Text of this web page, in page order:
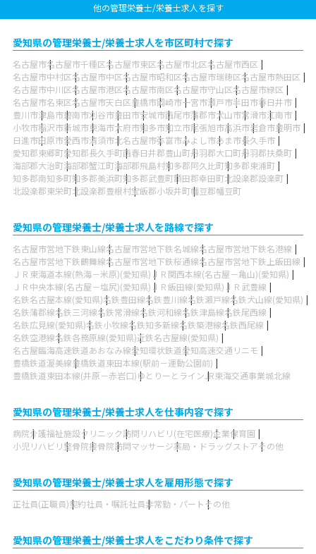
他の管理栄養士/栄養士求人を探す
愛知県の管理栄養士/栄養士求人を市区町村で探す
名古屋市名古屋市千種区名古屋市東区名古屋市北区名古屋市西区
名古屋市中村区名古屋市中区名古屋市昭和区名古屋市瑞穂区名古屋市熱田区
名古屋市中川区名古屋市港区名古屋市南区名古屋市守山区名古屋市緑区
名古屋市名東区名古屋市天白区豊橋市岡崎市一宮市瀬戸市半田市春日井市
豊川市津島市碧南市刈谷市豊田市安城市西尾市蒲郡市犬山市常滑市江南市
小牧市稲沢市新城市東海市大府市知多市知立市尾張旭市高浜市岩倉市豊明市
日進市田原市愛西市清須市北名古屋市弥富市みよし市あま市長久手市
愛知郡東郷町愛知郡長久手町西春日井郡豊山町丹羽郡大口町丹羽郡扶桑町
海部郡大治町海部郡蟹江町海部郡飛島村知多郡阿久比町知多郡東浦町
知多郡南知多町知多郡美浜町知多郡武豊町額田郡幸田町北設楽郡設楽町
北設楽郡東栄町北設楽郡豊根村宝飯郡小坂井町幡豆郡幡豆町
愛知県の管理栄養士/栄養士求人を路線で探す
名古屋市営地下鉄東山線名古屋市営地下鉄名城線名古屋市営地下鉄名港線
名古屋市営地下鉄鶴舞線名古屋市営地下鉄桜通線名古屋市営地下鉄上飯田線
ＪＲ東海道本線(熱海－米原)(愛知県) ＪＲ関西本線(名古屋－亀山)(愛知県)
ＪＲ中央本線(名古屋－塩尻)(愛知県) ＪＲ飯田線(愛知県) ＪＲ武豊線
名鉄名古屋本線(愛知県)名鉄豊田線名鉄豊川線名鉄瀬戸線名鉄犬山線(愛知県)
名鉄蒲郡線名鉄三河線名鉄常滑線名鉄河和線名鉄津島線名鉄尾西線
名鉄広見線(愛知県)名鉄小牧線名鉄知多新線名鉄築港線名鉄西尾線
名鉄空港線名鉄各務原線(愛知県)近鉄名古屋線(愛知県)
名古屋臨海高速鉄道あおなみ線愛知環状鉄道愛知高速交通リニモ
豊橋鉄道渥美線豊橋鉄道東田本線(駅前－運動公園前)
豊橋鉄道東田本線(井原－赤岩口)ゆとりーとラインJR東海交通事業城北線
愛知県の管理栄養士/栄養士求人を仕事内容で探す
病院介護福祉施設クリニック訪問リハビリ(在宅医療)企業保育園
小児リハビリ整骨院接骨院訪問マッサージ薬局・ドラッグストアその他
愛知県の管理栄養士/栄養士求人を雇用形態で探す
正社員(正職員)契約社員・嘱託社員非常勤・パートその他
愛知県の管理栄養士/栄養士求人をこだわり条件で探す